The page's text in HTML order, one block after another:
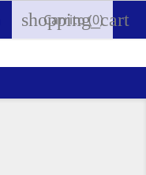
shopping_cart
Carrito(0)